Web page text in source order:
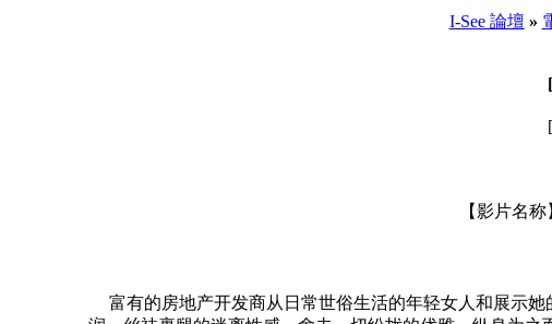
I-See 論壇 »
【影片名
富有的房地产开发商从日常世俗生活的年轻女人和展示